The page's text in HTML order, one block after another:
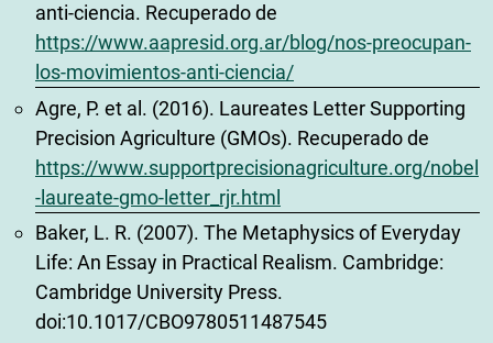
anti-ciencia. Recuperado de
https://www.aapresid.org.ar/blog/nos-preocupan-
los-movimientos-anti-ciencia/
Agre, P. et al. (2016). Laureates Letter Supporting
Precision Agriculture (GMOs). Recuperado de
https://www.supportprecisionagriculture.org/nobel
-laureate-gmo-letter_rjr.html
Baker, L. R. (2007). The Metaphysics of Everyday
Life: An Essay in Practical Realism. Cambridge:
Cambridge University Press.
doi:10.1017/CBO9780511487545